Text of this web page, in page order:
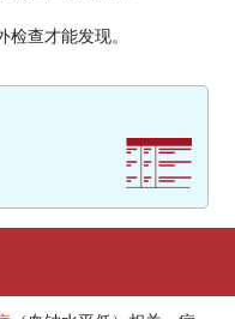
查才能发现。